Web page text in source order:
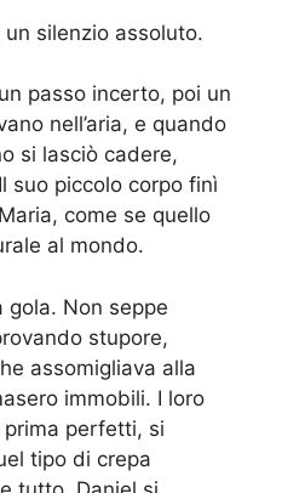
silenzio assoluto.
passo incerto, poi un
nell’aria, e quando
si lasciò cadere,
suo piccolo corpo finì
come se quello
al mondo.
gola. Non seppe
stupore,
assomigliava alla
immobili. I loro
perfetti, si
tipo di crepa